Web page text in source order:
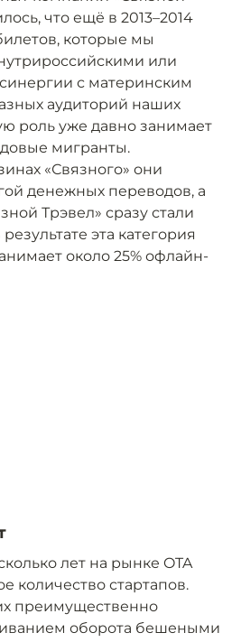
что ещё в 2013–2014
которые мы
или
с материнским
аудиторий наших
роль уже давно занимает
мигранты.
«Связного» они
денежных переводов, а
Трэвел» сразу стали
эта категория
около 25% офлайн-
лет на рынке OTA
количество стартапов.
преимущественно
оборота бешеными